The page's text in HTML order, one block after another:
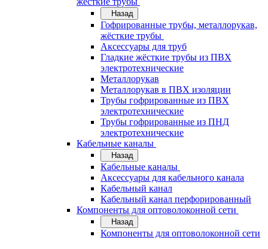
Назад
Гофрированные трубы, металлорукав,
жёсткие трубы
Аксессуары для труб
Гладкие жёсткие трубы из ПВХ
электротехнические
Металлорукав
Металлорукав в ПВХ изоляции
Трубы гофрированные из ПВХ
электротехнические
Трубы гофрированные из ПНД
электротехнические
Кабельные каналы
Назад
Кабельные каналы
Аксессуары для кабельного канала
Кабельный канал
Кабельный канал перфорированный
Компоненты для оптоволоконной сети
Назад
Компоненты для оптоволоконной сети